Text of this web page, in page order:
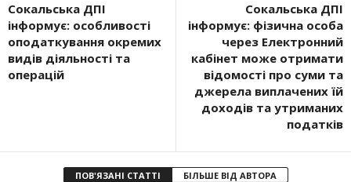
Сокальська ДПІ
інформує: особливості
оподаткування окремих
видів діяльності та
операцій
Сокальська ДПІ
інформує: фізична особа
через Електронний
кабінет може отримати
відомості про суми та
джерела виплачених їй
доходів та утриманих
податків
ПОВ'ЯЗАНІ СТАТТІ БІЛЬШЕ ВІД АВТОРА